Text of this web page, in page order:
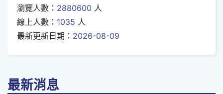
瀏覽人數： 2880600 人
線上人數： 1035 人
最新更新日期： 2026-08-09
最新消息